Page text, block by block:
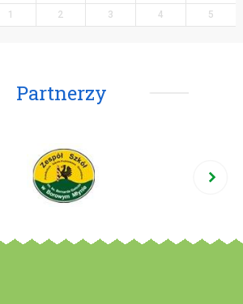
1 2 3 4 5
Partnerzy